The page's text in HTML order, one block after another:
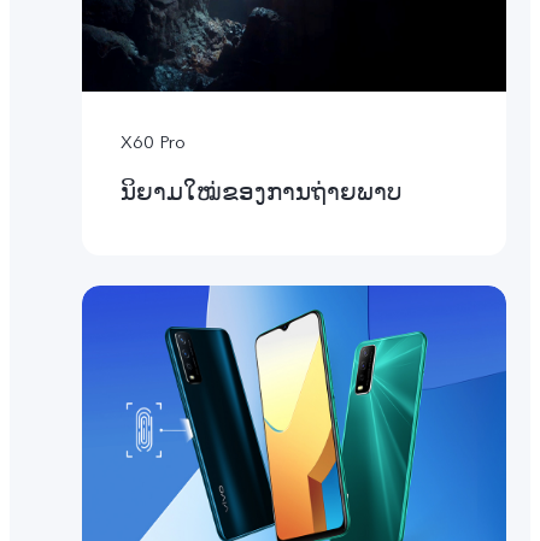
X60 Pro
ນິຍາມໃໝ່ຂອງການຖ່າຍພາບ